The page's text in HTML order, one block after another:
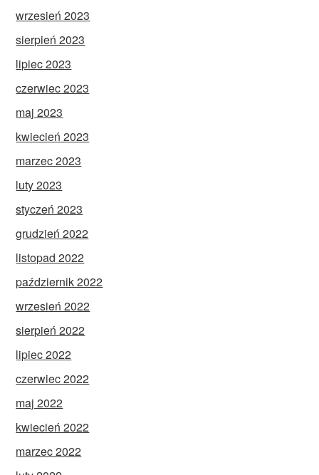
wrzesień 2023
sierpień 2023
lipiec 2023
czerwiec 2023
maj 2023
kwiecień 2023
marzec 2023
luty 2023
styczeń 2023
grudzień 2022
listopad 2022
październik 2022
wrzesień 2022
sierpień 2022
lipiec 2022
czerwiec 2022
maj 2022
kwiecień 2022
marzec 2022